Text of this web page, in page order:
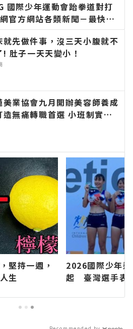
國際少年運動會跆拳道對打
官方網站各類新聞－最快速
在地資訊！
就先做件事，沒三天小腹就不
! 肚子一天天變小！
美業協會九月開辦美容師養成
造無痛轉職首選 小班制實作
類新聞－最快速的今日新聞報
新的在地資訊！
堅持一週，
生
2026國際少年
起 臺灣選手表
快速的今日新聞